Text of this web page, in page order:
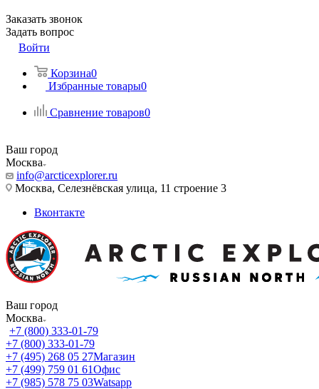
Заказать звонок
Задать вопрос
Войти
Корзина0
Избранные товары0
Сравнение товаров0
Ваш город
Москва
info@arcticexplorer.ru
Москва, Селезнёвская улица, 11 строение 3
Вконтакте
Ваш город
Москва
+7 (800) 333-01-79
+7 (800) 333-01-79
+7 (495) 268 05 27Магазин
+7 (499) 759 01 61Офис
+7 (985) 578 75 03Watsapp